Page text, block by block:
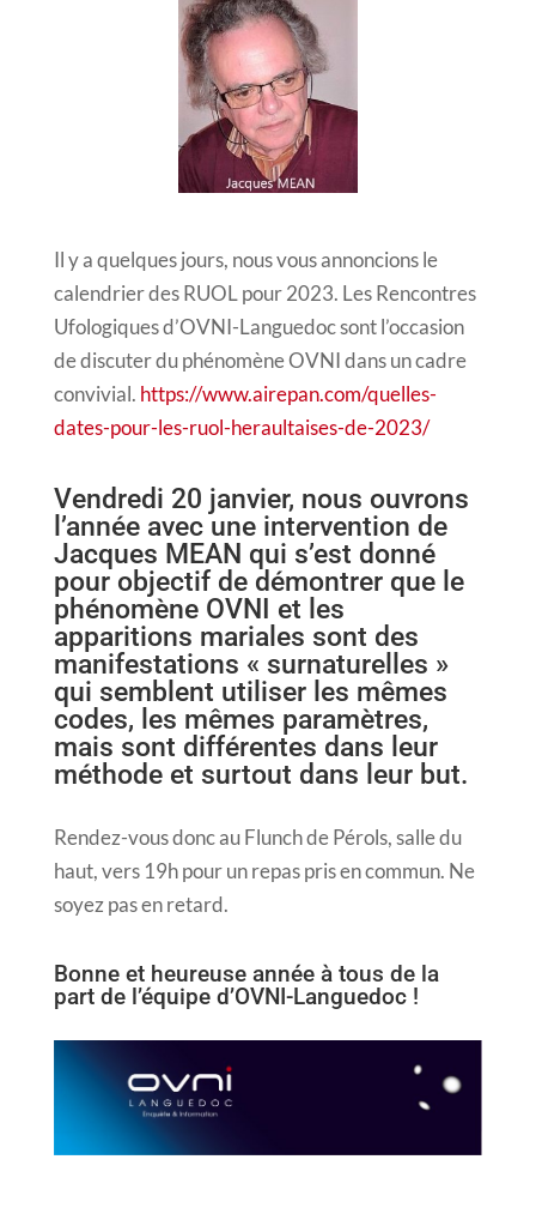
Il y a quelques jours, nous vous annoncions le
calendrier des RUOL pour 2023. Les Rencontres
Ufologiques d’OVNI-Languedoc sont l’occasion
de discuter du phénomène OVNI dans un cadre
convivial. https://www.airepan.com/quelles-
dates-pour-les-ruol-heraultaises-de-2023/
Vendredi 20 janvier, nous ouvrons
l’année avec une intervention de
Jacques MEAN qui s’est donné
pour objectif de démontrer que le
phénomène OVNI et les
apparitions mariales sont des
manifestations « surnaturelles »
qui semblent utiliser les mêmes
codes, les mêmes paramètres,
mais sont différentes dans leur
méthode et surtout dans leur but.
Rendez-vous donc au Flunch de Pérols, salle du
haut, vers 19h pour un repas pris en commun. Ne
soyez pas en retard.
Bonne et heureuse année à tous de la
part de l’équipe d’OVNI-Languedoc !